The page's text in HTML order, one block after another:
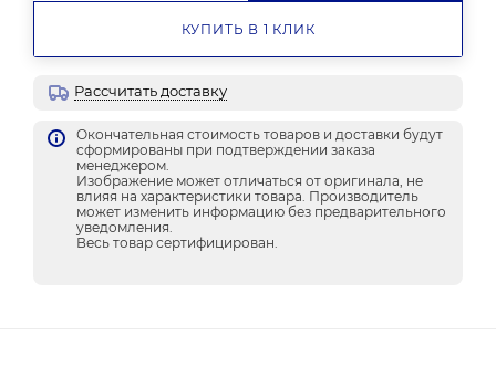
КУПИТЬ В 1 КЛИК
Рассчитать доставку
Окончательная стоимость товаров и доставки будут
сформированы при подтверждении заказа
менеджером.
Изображение может отличаться от оригинала, не
влияя на характеристики товара. Производитель
может изменить информацию без предварительного
уведомления.
Весь товар сертифицирован.